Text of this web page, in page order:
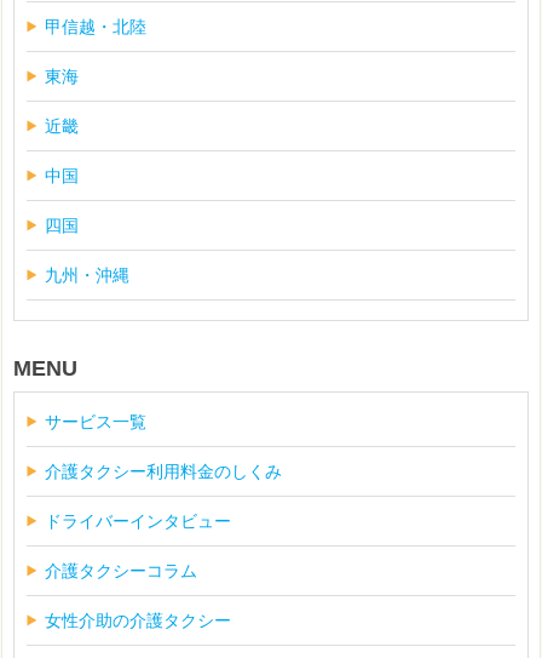
甲信越・北陸
東海
近畿
中国
四国
九州・沖縄
MENU
サービス一覧
介護タクシー利用料金のしくみ
ドライバーインタビュー
介護タクシーコラム
女性介助の介護タクシー